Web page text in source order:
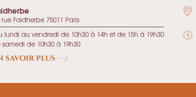
rue Faidherbe 75011 Paris
lundi au vendredi de 10h30 à 14h et de 15h à 19h30
samedi de 10h30 à 19h30
SAVOIR PLUS